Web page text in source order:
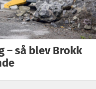
– så blev Brokk